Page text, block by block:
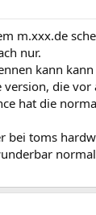
m.xxx.de
nur.
kann
version, die
hat die
bei toms